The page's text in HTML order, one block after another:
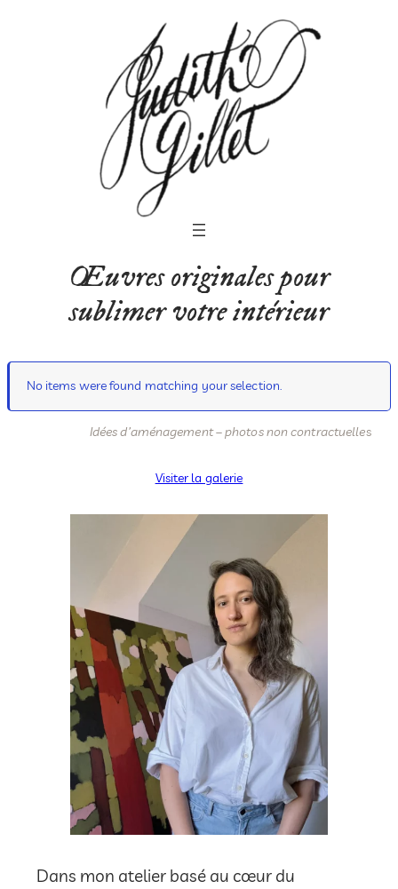
Œuvres originales pour
sublimer votre intérieur
No items were found matching your selection.
Idées d’aménagement – photos non contractuelles
Visiter la galerie
Dans mon atelier basé au cœur du